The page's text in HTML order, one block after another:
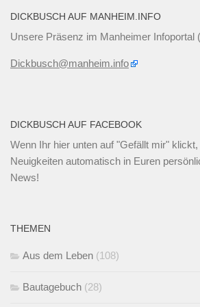
DICKBUSCH AUF MANHEIM.INFO
Unsere Präsenz im Manheimer Infoportal
Dickbusch@manheim.info
DICKBUSCH AUF FACEBOOK
Wenn Ihr hier unten auf "Gefällt mir"
Neuigkeiten automatisch in Euren
News!
THEMEN
Aus dem Leben (108)
Bautagebuch (28)